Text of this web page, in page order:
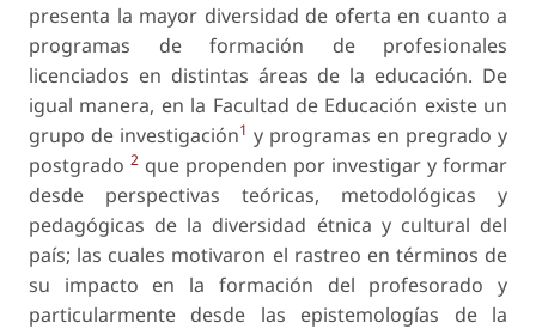
presenta la mayor diversidad de oferta en cuanto a
programas de formación de profesionales
licenciados en distintas áreas de la educación. De
igual manera, en la Facultad de Educación existe un
grupo de investigación1 y programas en pregrado y
postgrado 2 que propenden por investigar y formar
desde perspectivas teóricas, metodológicas y
pedagógicas de la diversidad étnica y cultural del
país; las cuales motivaron el rastreo en términos de
su impacto en la formación del profesorado y
particularmente desde las epistemologías de la